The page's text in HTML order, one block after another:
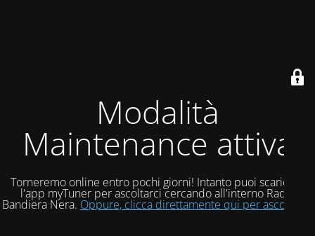
Modalità
Maintenance attiva
Torneremo online entro pochi giorni! Intanto puoi scaricare
l'app myTuner per ascoltarci cercando all'interno Radio
Bandiera Nera. Oppure, clicca direttamente qui per ascoltarci!